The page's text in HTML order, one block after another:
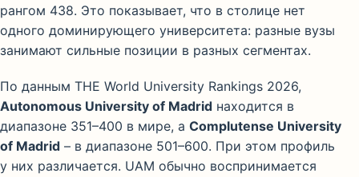
рангом 438. Это показывает, что в столице нет
одного доминирующего университета: разные вузы
занимают сильные позиции в разных сегментах.
По данным THE World University Rankings 2026,
Autonomous University of Madrid находится в
диапазоне 351–400 в мире, а Complutense University
of Madrid – в диапазоне 501–600. При этом профиль
у них различается. UAM обычно воспринимается